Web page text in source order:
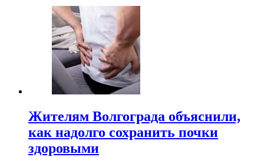
Жителям Волгограда объяснили,
как надолго сохранить почки
здоровыми